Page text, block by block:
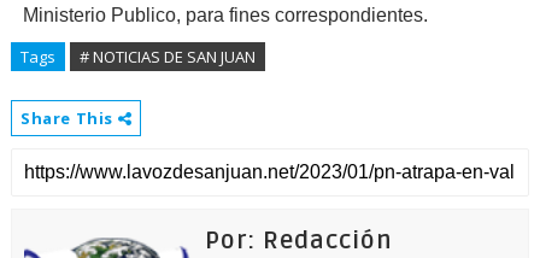
Ministerio Publico, para fines correspondientes.
Tags # NOTICIAS DE SAN JUAN
Share This
Por: Redacción